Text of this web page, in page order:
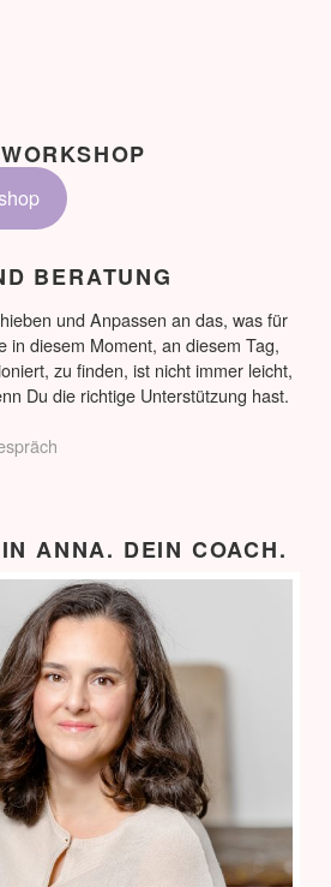
BERATUNG
und Anpassen an das, was für
in diesem Moment, an diesem Tag,
zu finden, ist nicht immer leicht,
Du die richtige Unterstützung hast.
ANNA. DEIN COACH.